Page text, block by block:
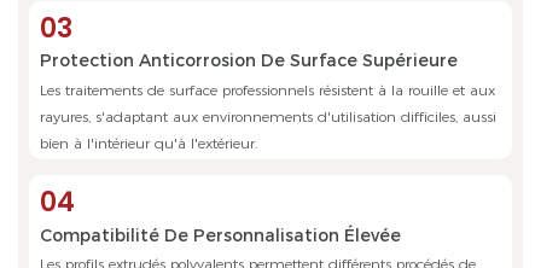
03
Protection Anticorrosion De Surface Supérieure
Les traitements de surface professionnels résistent à la rouille et aux
rayures, s'adaptant aux environnements d'utilisation difficiles, aussi
bien à l'intérieur qu'à l'extérieur.
04
Compatibilité De Personnalisation Élevée
Les profils extrudés polyvalents permettent différents procédés de